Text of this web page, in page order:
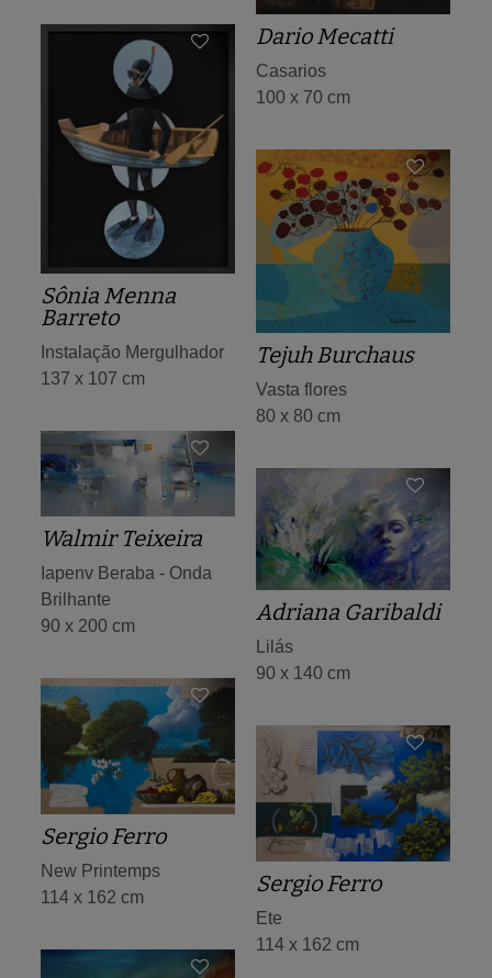
Dario Mecatti
Casarios
100 x 70 cm
Sônia Menna
Barreto
Instalação Mergulhador
137 x 107 cm
Tejuh Burchaus
Vasta flores
80 x 80 cm
Walmir Teixeira
Iapenv Beraba - Onda
Brilhante
90 x 200 cm
Adriana Garibaldi
Lilás
90 x 140 cm
Sergio Ferro
New Printemps
114 x 162 cm
Sergio Ferro
Ete
114 x 162 cm